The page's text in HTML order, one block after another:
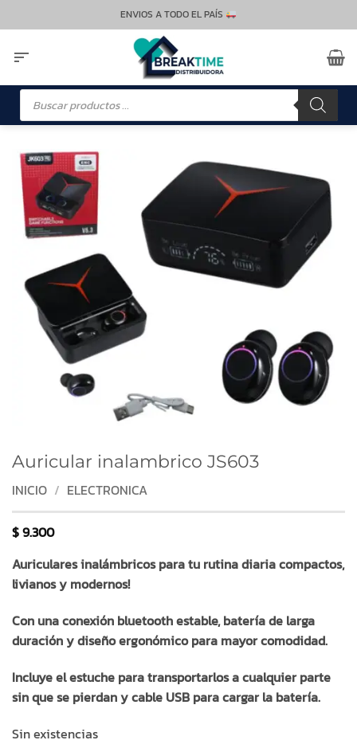
al
contenido
ENVIOS A TODO EL PAÍS
Búsqueda
productos
Auricular inalambrico JS603
INICIO / ELECTRONICA
$9.300
Auriculares inalámbricos para tu rutina diaria compactos,
livianos y modernos!
Con una conexión bluetooth estable, batería de larga
duración y diseño ergonómico para mayor comodidad.
Incluye el estuche para transportarlos a cualquier parte
sin que se pierdan y cable USB para cargar la batería.
Sin existencias